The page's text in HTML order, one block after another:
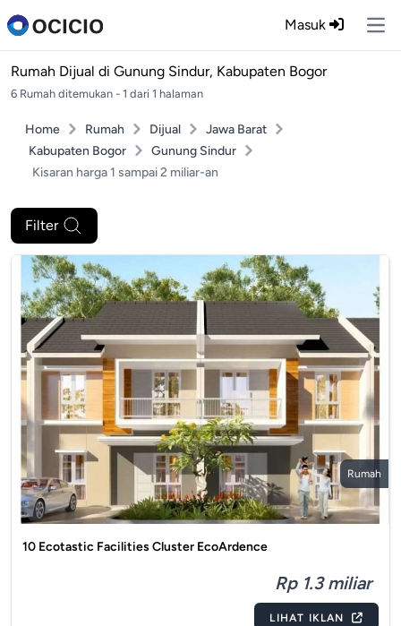
Masuk
Rumah Dijual di Gunung Sindur, Kabupaten Bogor
6 Rumah ditemukan - 1 dari 1 halaman
Home Rumah Dijual
Jawa Barat
Kabupaten Bogor
Gunung Sindur
Kisaran harga 1 sampai 2 miliar-an
Filter
Rumah
10 Ecotastic Facilities Cluster EcoArdence
Rp 1.3 miliar
LIHAT IKLAN